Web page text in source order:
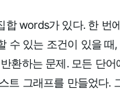
words가 있다. 한 번
수 있는 조건이 있을 때
환하는 문제. 모든 단어
트 그래프를 만들었다.